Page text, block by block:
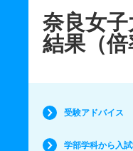
奈良女
結果（倍
受験アドバイス
学部学科から入試